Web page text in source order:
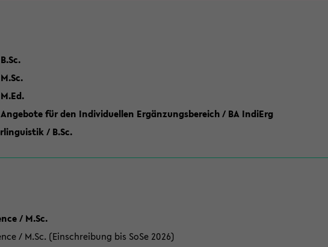
für den Individuellen Ergänzungsbereich / BA IndiErg
/ B.Sc.
/ M.Sc.
/ M.Sc. (Einschreibung bis SoSe 2026)